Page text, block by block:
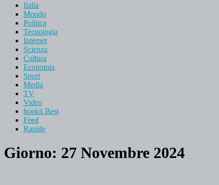
Italia
Mondo
Politica
Tecnologia
Internet
Scienza
Cultura
Economia
Sport
Media
TV
Video
hookii Best
Feed
Rapide
Giorno: 27 Novembre 2024